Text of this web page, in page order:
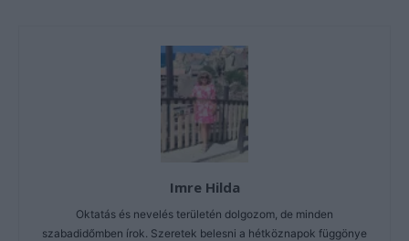
Imre Hilda
Oktatás és nevelés területén dolgozom, de minden
szabadidőmben írok. Szeretek belesni a hétköznapok függönye